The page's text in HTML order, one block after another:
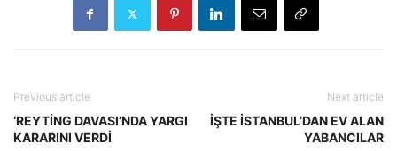
Previous article
‘REYTİNG DAVASI’NDA YARGI
KARARINI VERDİ
Next article
İŞTE İSTANBUL’DAN EV ALAN
YABANCILAR